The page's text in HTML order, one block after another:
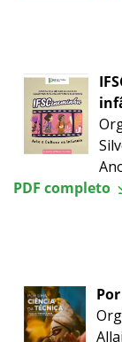
PDF completo